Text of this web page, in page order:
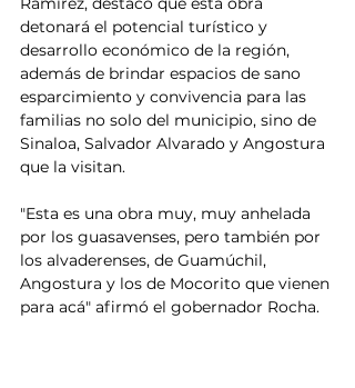
detonará el potencial turístico y
desarrollo económico de la región,
además de brindar espacios de sano
esparcimiento y convivencia para las
familias no solo del municipio, sino de
Sinaloa, Salvador Alvarado y Angostura
que la visitan.
"Esta es una obra muy, muy anhelada
por los guasavenses, pero también por
los alvaderenses, de Guamúchil,
Angostura y los de Mocorito que vienen
para acá" afirmó el gobernador Rocha.